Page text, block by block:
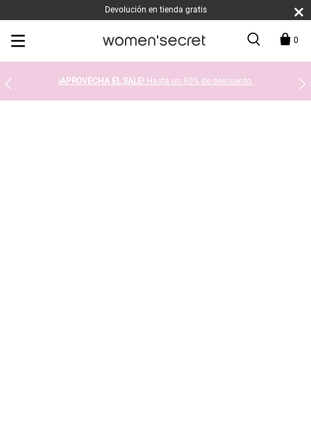
Devolución en tienda gratis
0
¡APROVECHA EL SALE! Hasta un 60% de descuento.